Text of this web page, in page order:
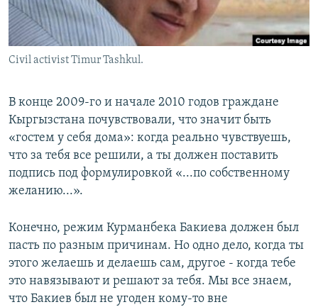
Сivil activist Timur Tashkul.
В конце 2009-го и начале 2010 годов граждане
Кыргызстана почувствовали, что значит быть
«гостем у себя дома»: когда реально чувствуешь,
что за тебя все решили, а ты должен поставить
подпись под формулировкой «...по собственному
желанию...».
Конечно, режим Курманбека Бакиева должен был
пасть по разным причинам. Но одно дело, когда ты
этого желаешь и делаешь сам, другое - когда тебе
это навязывают и решают за тебя. Мы все знаем,
что Бакиев был не угоден кому-то вне